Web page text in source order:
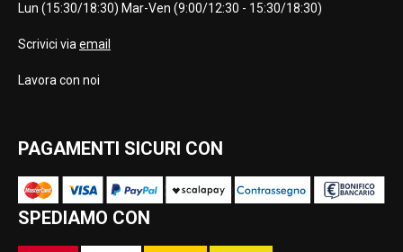
Lun (15:30/18:30) Mar-Ven (9:00/12:30 - 15:30/18:30)
Scrivici via email
Lavora con noi
PAGAMENTI SICURI CON
SPEDIAMO CON